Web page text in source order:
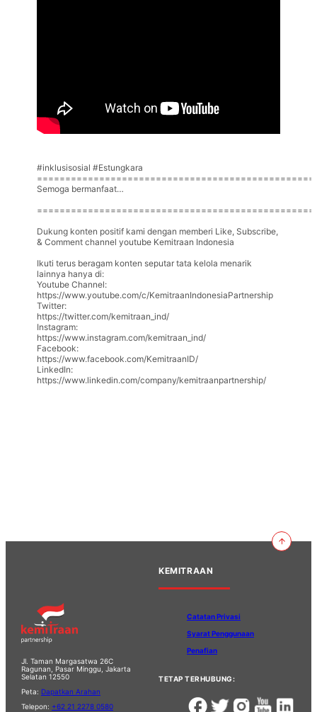
#inklusisosial #Estungkara
Semoga bermanfaat…
Dukung konten positif kami dengan memberi Like, Subscribe,
& Comment channel youtube Kemitraan Indonesia
Ikuti terus beragam konten seputar tata kelola menarik
lainnya hanya di:
Youtube Channel:
https://www.youtube.com/c/KemitraanIndonesiaPartnership
Twitter:
https://twitter.com/kemitraan_ind/
Instagram:
https://www.instagram.com/kemitraan_ind/
Facebook:
https://www.facebook.com/KemitraanID/
LinkedIn:
https://www.linkedin.com/company/kemitraanpartnership/
Jl. Taman Margasatwa 26C
Ragunan, Pasar Minggu, Jakarta
Selatan 12550
Peta: Dapatkan Arahan
Telepon: +62 21 2278 0580
KEMITRAAN
Catatan Privasi
Syarat Penggunaan
Penafian
TETAP TERHUBUNG: